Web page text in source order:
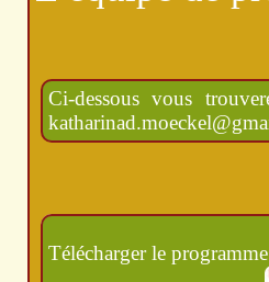
Ci-dessous vous
Télécharger le